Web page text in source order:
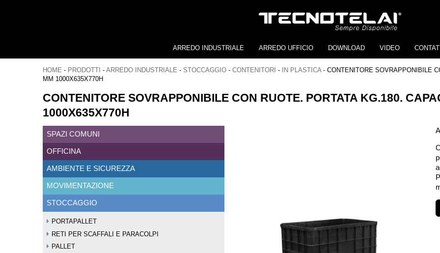
ARREDO INDUSTRIALE ARREDO UFFICIO DOWNLOAD VIDEO
HOME - PRODOTTI - ARREDO INDUSTRIALE - STOCCAGGIO - CONTENITORI - IN PLASTICA - CONTENITORE SOVRAPPONIBILE
MM 1000X635X770H
CONTENITORE SOVRAPPONIBILE CON RUOTE. PORTATA KG.180.
1000X635X770H
SPAZI COMUNI
OFFICINA
AMBIENTE E SICUREZZA
MOVIMENTAZIONE
STOCCAGGIO
PORTAPALLET
RETI PER SCAFFALI E PARACOLPI
PALLET